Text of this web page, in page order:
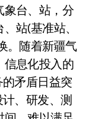
象台、站，分
站(基准站、
。随着新疆气
信息化投入的
矛盾日益突
、研发、测